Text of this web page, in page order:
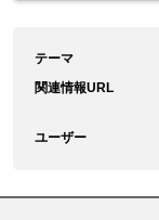
テーマ
関連情報URL
ユーザー